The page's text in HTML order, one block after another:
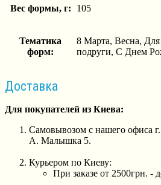
Вес формы, г: 105
Тематика
форм:
8 Марта, Весна,
подруги, С Днем
Доставка
Для покупателей из Киева:
Самовывозом с нашего офиса
А. Малышка 5.
Курьером по Киеву:
При заказе от 2500грн. -